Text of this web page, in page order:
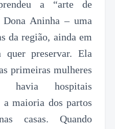
a “arte de
Aninha – uma
da região, ainda em
preservar. Ela
primeiras mulheres
havia hospitais
maioria dos partos
casas. Quando